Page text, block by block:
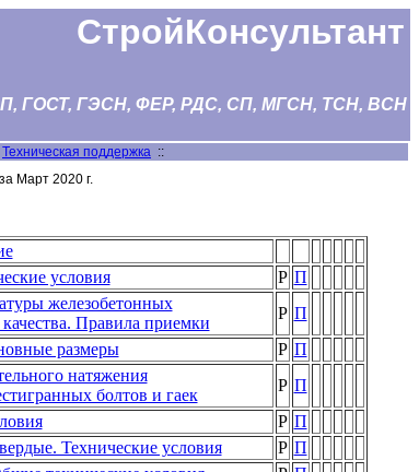
СтройКонсультант
ГОСТ, ГЭСН, ФЕР, РДС, СП, МГСН, ТСН, ВСН
Техническая поддержка ::
Март 2020 г.
условия Р П
железобетонных
Правила приемки
Р П
размеры Р П
натяжения
болтов и гаек
Р П
Р П
Технические условия Р П